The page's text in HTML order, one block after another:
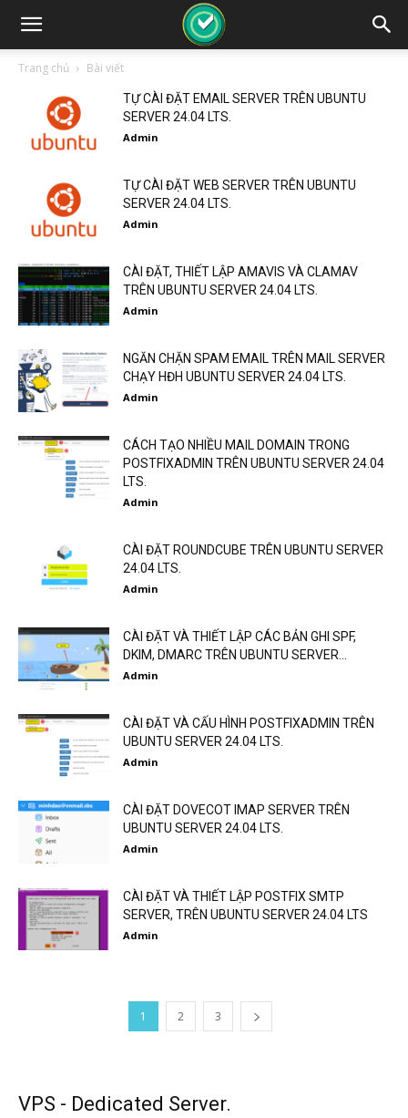
Trang chủ Bài viết
TỰ CÀI ĐẶT EMAIL SERVER TRÊN UBUNTU
SERVER 24.04 LTS.
Admin
TỰ CÀI ĐẶT WEB SERVER TRÊN UBUNTU
SERVER 24.04 LTS.
Admin
CÀI ĐẶT, THIẾT LẬP AMAVIS VÀ CLAMAV
TRÊN UBUNTU SERVER 24.04 LTS.
Admin
NGĂN CHẶN SPAM EMAIL TRÊN MAIL SERVER
CHẠY HĐH UBUNTU SERVER 24.04 LTS.
Admin
CÁCH TẠO NHIỀU MAIL DOMAIN TRONG
POSTFIXADMIN TRÊN UBUNTU SERVER 24.04
LTS.
Admin
CÀI ĐẶT ROUNDCUBE TRÊN UBUNTU SERVER
24.04 LTS.
Admin
CÀI ĐẶT VÀ THIẾT LẬP CÁC BẢN GHI SPF,
DKIM, DMARC TRÊN UBUNTU SERVER...
Admin
CÀI ĐẶT VÀ CẤU HÌNH POSTFIXADMIN TRÊN
UBUNTU SERVER 24.04 LTS.
Admin
CÀI ĐẶT DOVECOT IMAP SERVER TRÊN
UBUNTU SERVER 24.04 LTS.
Admin
CÀI ĐẶT VÀ THIẾT LẬP POSTFIX SMTP
SERVER, TRÊN UBUNTU SERVER 24.04 LTS
Admin
1 2 3
VPS - Dedicated Server.